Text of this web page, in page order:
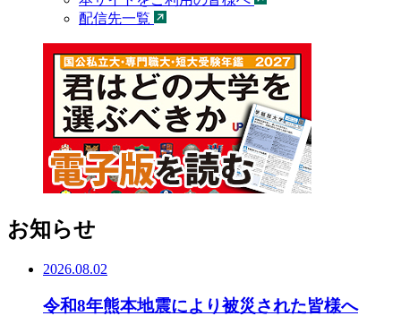
配信先一覧
お知らせ
2026.08.02
令和8年熊本地震により被災された皆様へ